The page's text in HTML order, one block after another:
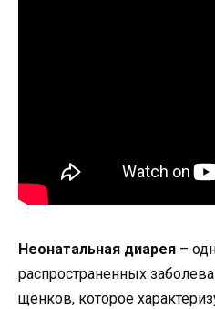
Неонатальная диарея –
распространенных
щенков, которое